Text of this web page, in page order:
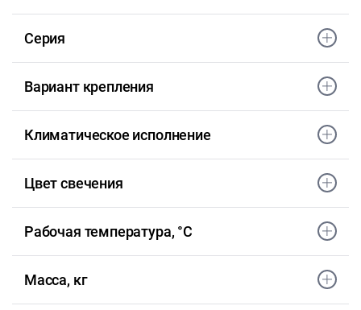
Серия
Вариант крепления
Климатическое исполнение
Цвет свечения
Рабочая температура, °С
Масса, кг